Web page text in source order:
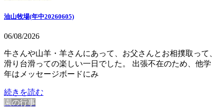
油山牧場(年中20260605)
06/08/2026
牛さんや山羊・羊さんにあって、お父さんとお相撲取って、
滑り台滑っての楽しい一日でした。 出張不在のため、他学
年はメッセージボードにみ
続きを読む
園の行事